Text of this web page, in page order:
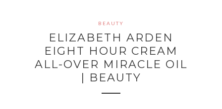
BEAUTY
ELIZABETH ARDEN
EIGHT HOUR CREAM
ALL-OVER MIRACLE OIL
| BEAUTY